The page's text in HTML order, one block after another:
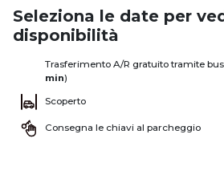
Seleziona le date per
disponibilità
Trasferimento A/R gratuito tramite
min)
Scoperto
Consegna le chiavi al parcheggio